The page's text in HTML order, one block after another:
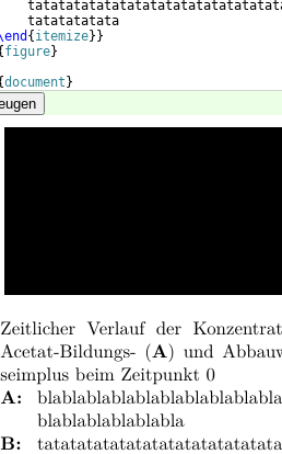
tatatatatata
{ itemize} }
figure}
document }